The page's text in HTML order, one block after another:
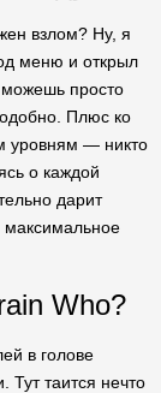
взлом? Ну, я
меню и открыл
можешь просто
Плюс ко
уровням — никто
о каждой
дарит
Who?
в голове
Тут таится нечто